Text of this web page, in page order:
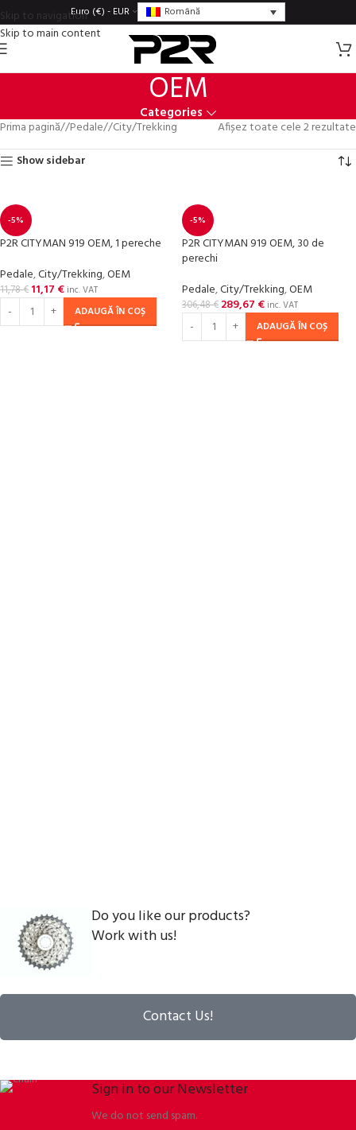
Skip to navigation
Skip to main content
Euro (€) - EUR Română
OEM
Categories
Prima pagină/ Pedale/ City/Trekking
Afișez toate cele 2 rezultate
Show sidebar
-5%
P2R CITYMAN 919 OEM, 1 pereche
Pedale,City/Trekking,OEM
11,78€ 11,17 € inc. VAT
ADAUGĂ ÎN COȘ
-5%
P2R CITYMAN 919 OEM, 30 de
perechi
Pedale,City/Trekking,OEM
306,48€ 289,67 € inc. VAT
ADAUGĂ ÎN COȘ
Do you like our products?
Work with us!
Contact Us!
Sign in to our Newsletter
We do not send spam.